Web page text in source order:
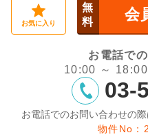
お気に入り
無
料
会
お電話で
10:00 ～
03-
お電話でのお問い合わせの
物件No